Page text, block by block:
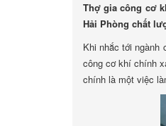
Thợ gia công cơ
Hải Phòng chất
Khi nhắc tới
công cơ khí chính
chính là một việc